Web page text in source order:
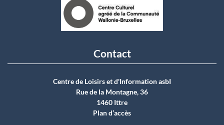
Contact
Centre de Loisirs et d'Information asbI
Rue de la Montagne, 36
1460 Ittre
Plan d’accès